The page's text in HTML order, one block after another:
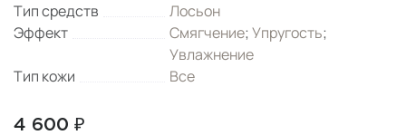
Тип средств
Лосьон
Эффект
Смягчение;Упругость;
Увлажнение
Тип кожи
Все
4 600 ₽